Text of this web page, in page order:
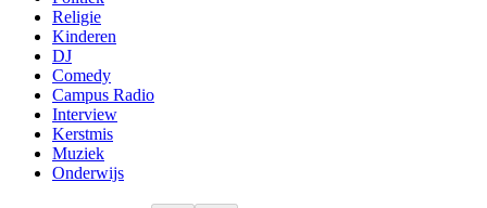
Religie
Kinderen
DJ
Comedy
Campus Radio
Interview
Kerstmis
Muziek
Onderwijs